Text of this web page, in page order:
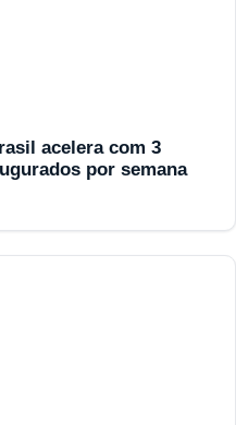
acelera com 3
por semana